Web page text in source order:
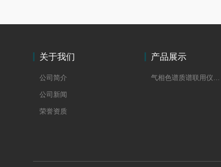
关于我们
公司简介
公司新闻
荣誉资质
产品展示